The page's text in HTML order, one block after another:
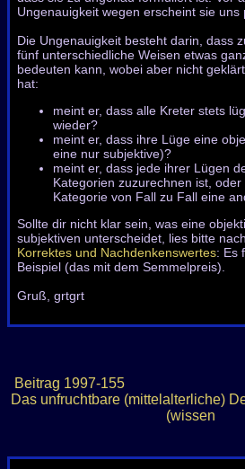
Ungenauigkeit wegen erscheint sie uns
Die Ungenauigkeit besteht darin, dass
fünf unterschiedliche Weisen etwas
bedeuten kann, wobei aber nicht
hat:
meint er, dass alle Kreter stets
wieder?
meint er, dass ihre Lüge eine
eine nur subjektive)?
meint er, dass jede ihrer Lügen
Kategorien zuzurechnen ist,
Kategorie von Fall zu Fall eine
Sollte dir nicht klar sein, was eine
subjektiven unterscheidet, lies bitte
Korrektes und Nachdenkenswertes: Es
Beispiel (das mit dem Semmelpreis).
Gruß, grtgrt
Beitrag 1997-155
Das unfruchtbare (mittelalterliche)
(wissen